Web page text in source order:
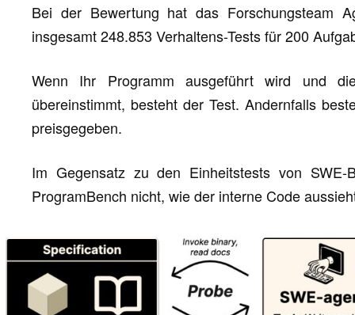
Bei der Bewertung hat das Forschungsteam
insgesamt 248.853 Verhaltens-Tests für 200
Wenn Ihr Programm ausgeführt wird und
übereinstimmt, besteht der Test. Andernfalls
preisgegeben.
Im Gegensatz zu den Einheitstests von SWE-
ProgramBench nicht, wie der interne Code